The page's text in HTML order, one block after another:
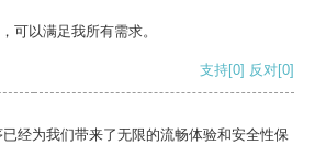
可以满足我所有需求。
支持[0] 反对[0]
经为我们带来了无限的流畅体验和安全性保